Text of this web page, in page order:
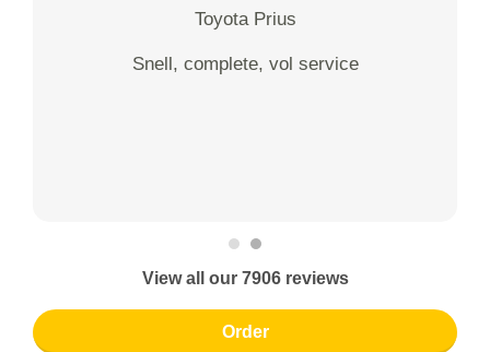
Toyota Prius
Snell, complete, vol service
View all our 7906 reviews
Order